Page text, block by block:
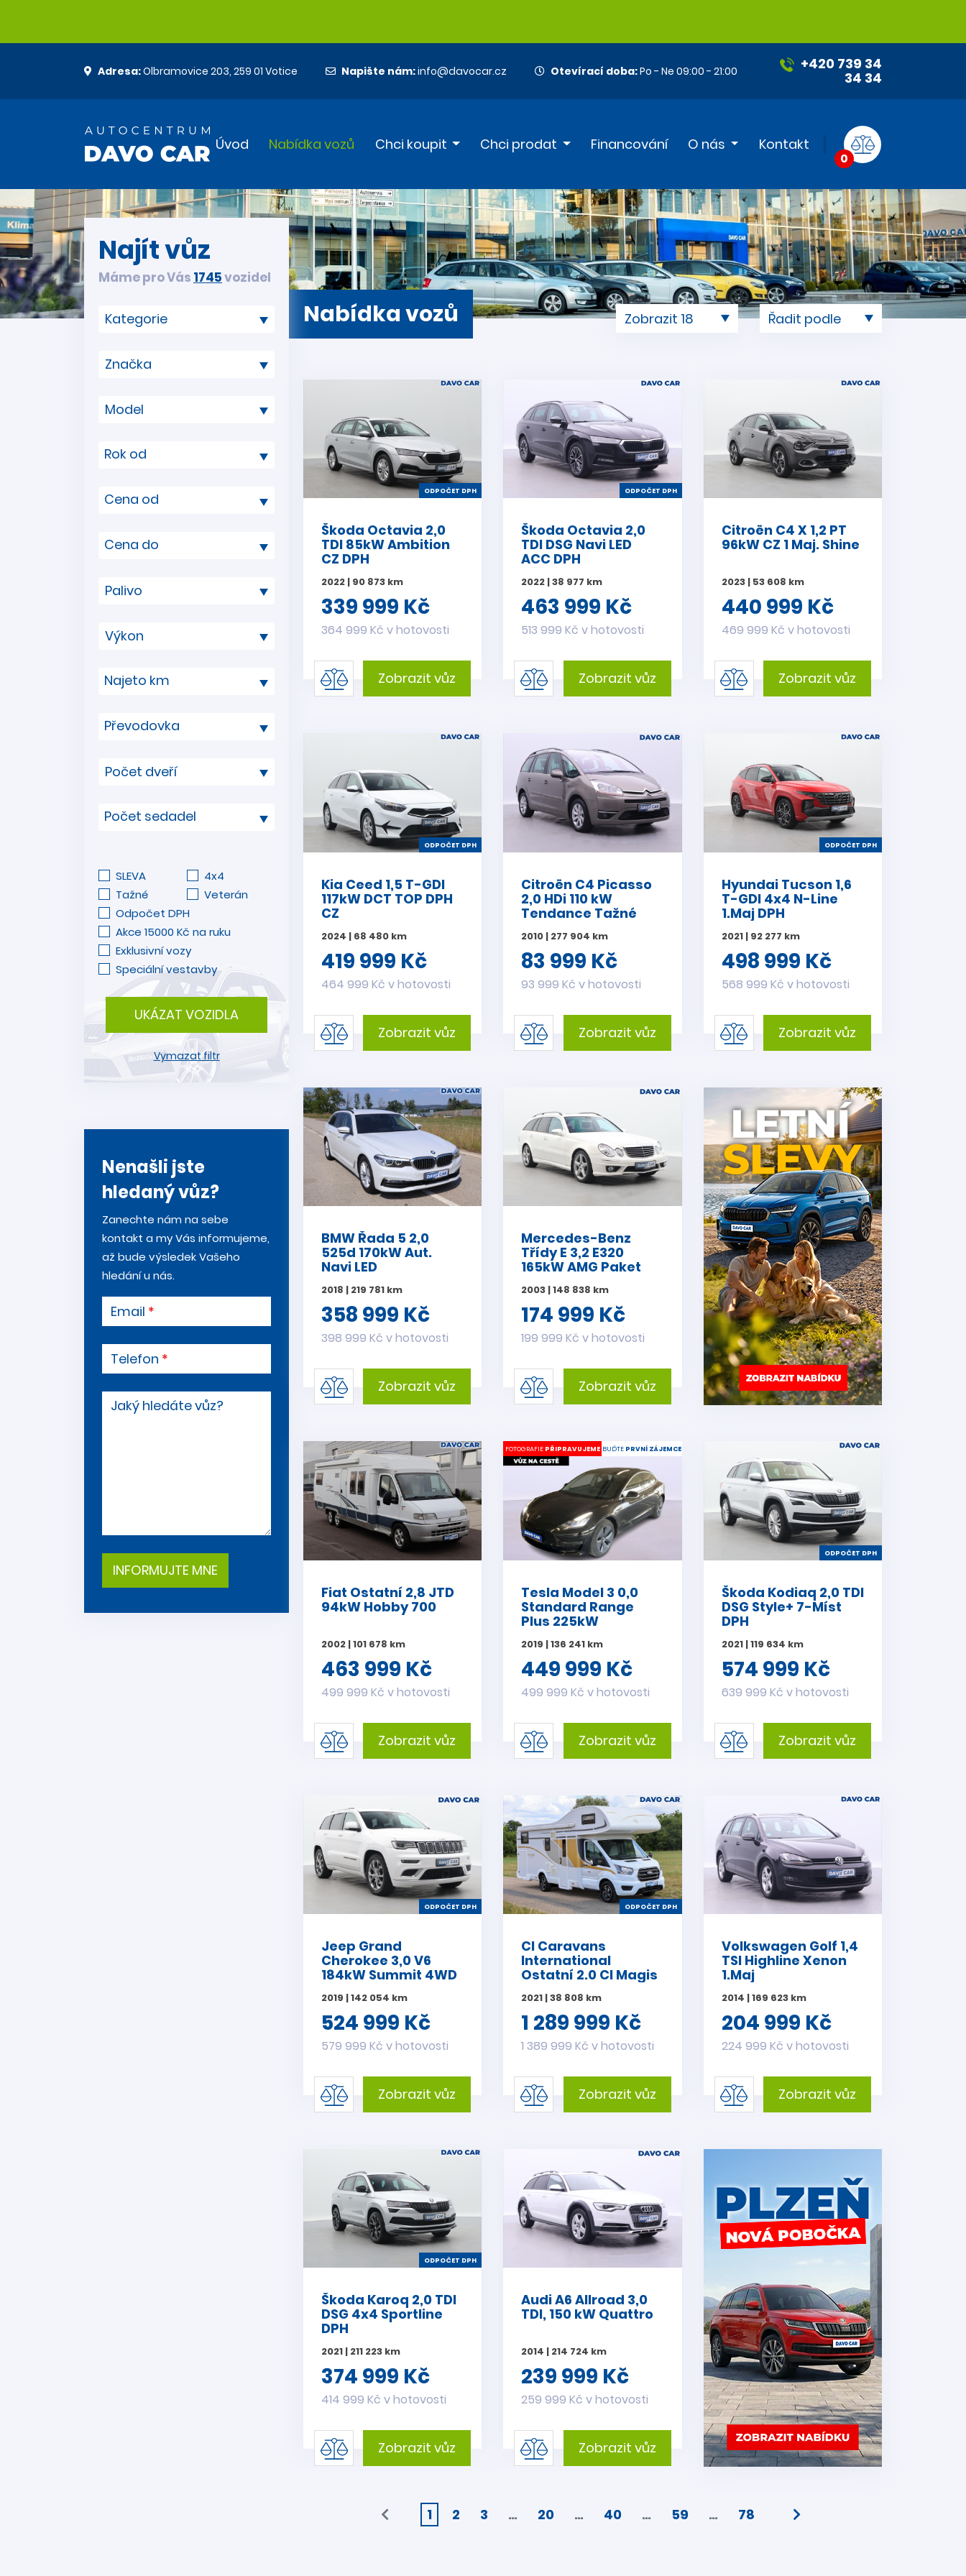
Adresa:Olbramovice 203, 259 01 Votice Napište nám:info@davocar.cz Otevírací doba:Po - Ne 09:00 - 21:00 +420 739 34
34 34
Úvod Nabídka vozů Chci koupit Chci prodat Financování O nás Kontakt
0
Nabídka vozů
Najít vůz
Máme pro Vás 1745vozidel
Rok od
Cena od
Cena do
Najeto km
Převodovka
Počet sedadel
SLEVA
4x4
Tažné
Veterán
Odpočet DPH
Akce 15000 Kč na ruku
Exklusivní vozy
Speciální vestavby
UKÁZAT VOZIDLA
Vymazat filtr
Nenašli jste
hledaný vůz?
Zanechte nám na sebe
kontakt a my Vás informujeme,
až bude výsledek Vašeho
hledání u nás.
Email
Telefon
Jaký hledáte vůz?
ODPOČET DPH
Škoda Octavia 2,0
TDI 85kW Ambition
CZ DPH
2022 | 90 873 km
339 999 Kč
364 999 Kč v hotovosti
Zobrazit vůz
ODPOČET DPH
Škoda Octavia 2,0
TDI DSG Navi LED
ACC DPH
2022 | 38 977 km
463 999 Kč
513 999 Kč v hotovosti
Zobrazit vůz
Citroën C4 X 1,2 PT
96kW CZ 1 Maj. Shine
2023 | 53 608 km
440 999 Kč
469 999 Kč v hotovosti
Zobrazit vůz
ODPOČET DPH
Kia Ceed 1,5 T-GDI
117kW DCT TOP DPH
CZ
2024 | 68 480 km
419 999 Kč
464 999 Kč v hotovosti
Zobrazit vůz
Citroën C4 Picasso
2,0 HDi 110 kW
Tendance Tažné
2010 | 277 904 km
83 999 Kč
93 999 Kč v hotovosti
Zobrazit vůz
ODPOČET DPH
Hyundai Tucson 1,6
T-GDI 4x4 N-Line
1.Maj DPH
2021 | 92 277 km
498 999 Kč
568 999 Kč v hotovosti
Zobrazit vůz
BMW Řada 5 2,0
525d 170kW Aut.
Navi LED
2018 | 219 781 km
358 999 Kč
398 999 Kč v hotovosti
Zobrazit vůz
Mercedes-Benz
Třídy E 3,2 E320
165kW AMG Paket
2003 | 148 838 km
174 999 Kč
199 999 Kč v hotovosti
Zobrazit vůz
Fiat Ostatní 2,8 JTD
94kW Hobby 700
2002 | 101 678 km
463 999 Kč
499 999 Kč v hotovosti
Zobrazit vůz
FOTOGRAFIE PŘIPRAVUJEME BUĎTE PRVNÍ ZÁJEMCE
Tesla Model 3 0,0
Standard Range
Plus 225kW
2019 | 136 241 km
449 999 Kč
499 999 Kč v hotovosti
Zobrazit vůz
ODPOČET DPH
Škoda Kodiaq 2,0 TDI
DSG Style+ 7-Míst
DPH
2021 | 119 634 km
574 999 Kč
639 999 Kč v hotovosti
Zobrazit vůz
ODPOČET DPH
Jeep Grand
Cherokee 3,0 V6
184kW Summit 4WD
2019 | 142 054 km
524 999 Kč
579 999 Kč v hotovosti
Zobrazit vůz
ODPOČET DPH
CI Caravans
International
Ostatní 2.0 CI Magis
obytný automobil
2021 | 38 808 km
1 289 999 Kč
1 389 999 Kč v hotovosti
Zobrazit vůz
Volkswagen Golf 1,4
TSI Highline Xenon
1.Maj
2014 | 169 623 km
204 999 Kč
224 999 Kč v hotovosti
Zobrazit vůz
ODPOČET DPH
Škoda Karoq 2,0 TDI
DSG 4x4 Sportline
DPH
2021 | 211 223 km
374 999 Kč
414 999 Kč v hotovosti
Zobrazit vůz
Audi A6 Allroad 3,0
TDI, 150 kW Quattro
2014 | 214 724 km
239 999 Kč
259 999 Kč v hotovosti
Zobrazit vůz
1 2 3 … 20 … 40 … 59 … 78